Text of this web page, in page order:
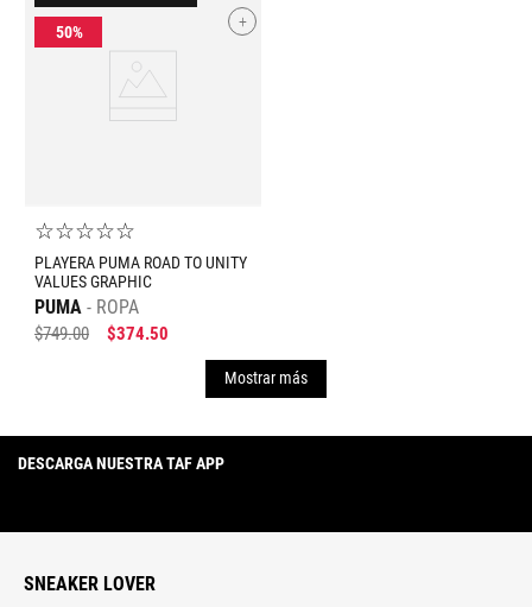
+
☆☆☆☆☆
PLAYERA PUMA ROAD TO UNITY
VALUES GRAPHIC
PUMA ROPA
$749.00 $374.50
Mostrar más
DESCARGA NUESTRA TAF APP
SNEAKER LOVER